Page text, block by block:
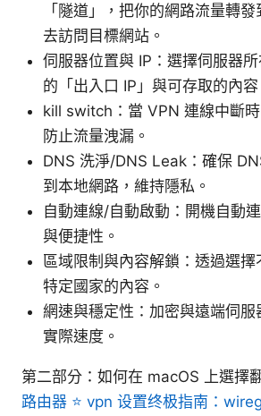
「隧道」，把你的網路流量轉
去訪問目標網站。
伺服器位置與 IP：選擇伺服器
的「出入口 IP」與可存取的內容
kill switch：當 VPN 連線中斷時
防止流量洩漏。
DNS 洗淨/DNS Leak：確保
到本地網路，維持隱私。
自動連線/自動啟動：開機自動
與便捷性。
區域限制與內容解鎖：透過選擇
特定國家的內容。
網速與穩定性：加密與遠端伺
實際速度。
第二部分：如何在 macOS 上選擇
路由器 ⭐ vpn 设置终极指南：